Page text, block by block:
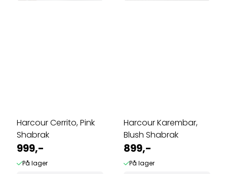
Harcour Cerrito, Pink
Shabrak
999,-
På lager
Harcour Karembar,
Blush Shabrak
899,-
På lager